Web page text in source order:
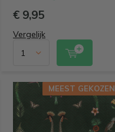
€ 9,95
Vergelijk
MEEST GEKOZEN
MEEST GEKOZEN